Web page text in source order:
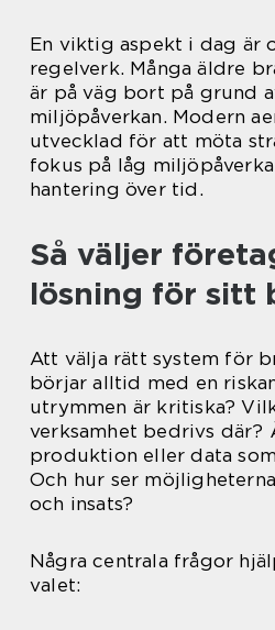
En viktig aspekt i dag är
regelverk. Många äldre
är på väg bort på grund
miljöpåverkan. Modern
utvecklad för att möta
fokus på låg
hantering över tid.
Så väljer
lösning för sitt
Att välja rätt system för
börjar alltid med en
utrymmen är kritiska?
verksamhet bedrivs där?
produktion eller data
Och hur ser
och insats?
Några centrala frågor
valet: